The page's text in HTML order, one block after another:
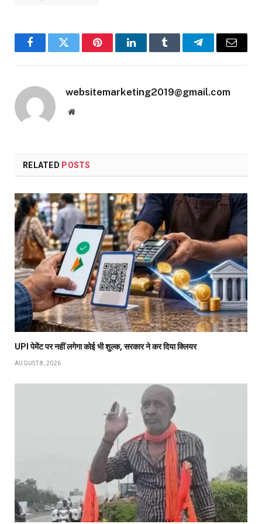
FacebookTwitter PinterestLinkedInTumblr TelegramEmail
websitemarketing2019@gmail.com
Website
RELATED POSTS
UPI पेमेंट पर नहीं लगेगा कोई भी शुल्क, सरकार ने कर दिया क्लियर
AUGUST 8, 2026